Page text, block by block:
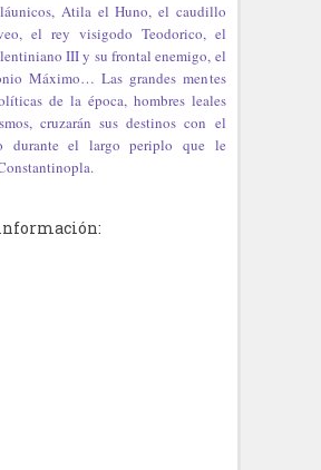
Atila el Huno, el caudillo
el rey visigodo Teodorico, el
III y su frontal enemigo, el
Máximo… Las grandes mentes
de la época, hombres leales
cruzarán sus destinos con el
durante el largo periplo que le